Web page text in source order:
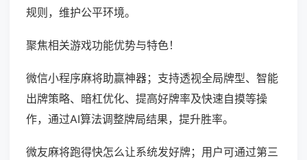
规则，维护公平环境。
聚焦相关游戏功能优势与特色！
微信小程序麻将助赢神器；支持透视全局牌型、智能
出牌策略、暗杠优化、提高好牌率及快速自摸等操
作，通过AI算法调整牌局结果，提升胜率。
微友麻将跑得快怎么让系统发好牌；用户可通过第三